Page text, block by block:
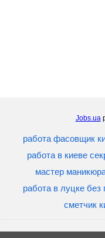
Jobs.ua
работа фасовщик
работа в киеве
мастер
работа в луцке без
сметчик